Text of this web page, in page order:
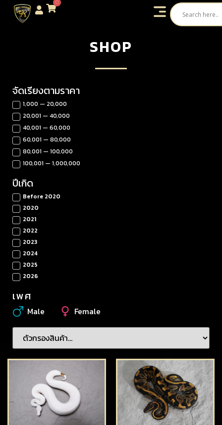
0
SHOP
จัดเรียงตามราคา
1,000 — 20,000
20,001 — 40,000
40,001 — 60,000
60,001 — 80,000
80,001 — 100,000
100,001 — 1,000,000
ปีเกิด
Before 2020
2020
2021
2022
2023
2024
2025
2026
เพศ
Male Female